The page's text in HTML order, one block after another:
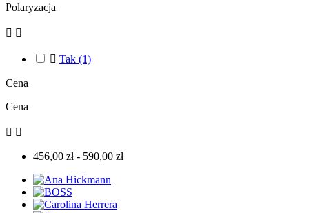
Polaryzacja
 
 Tak (1)
Cena
Cena
 
456,00 zł - 590,00 zł